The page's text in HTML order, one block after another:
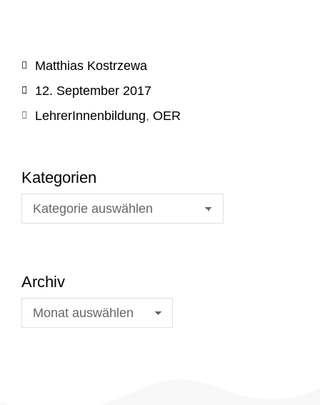
Matthias Kostrzewa
12. September 2017
LehrerInnenbildung, OER
Kategorien
Archiv